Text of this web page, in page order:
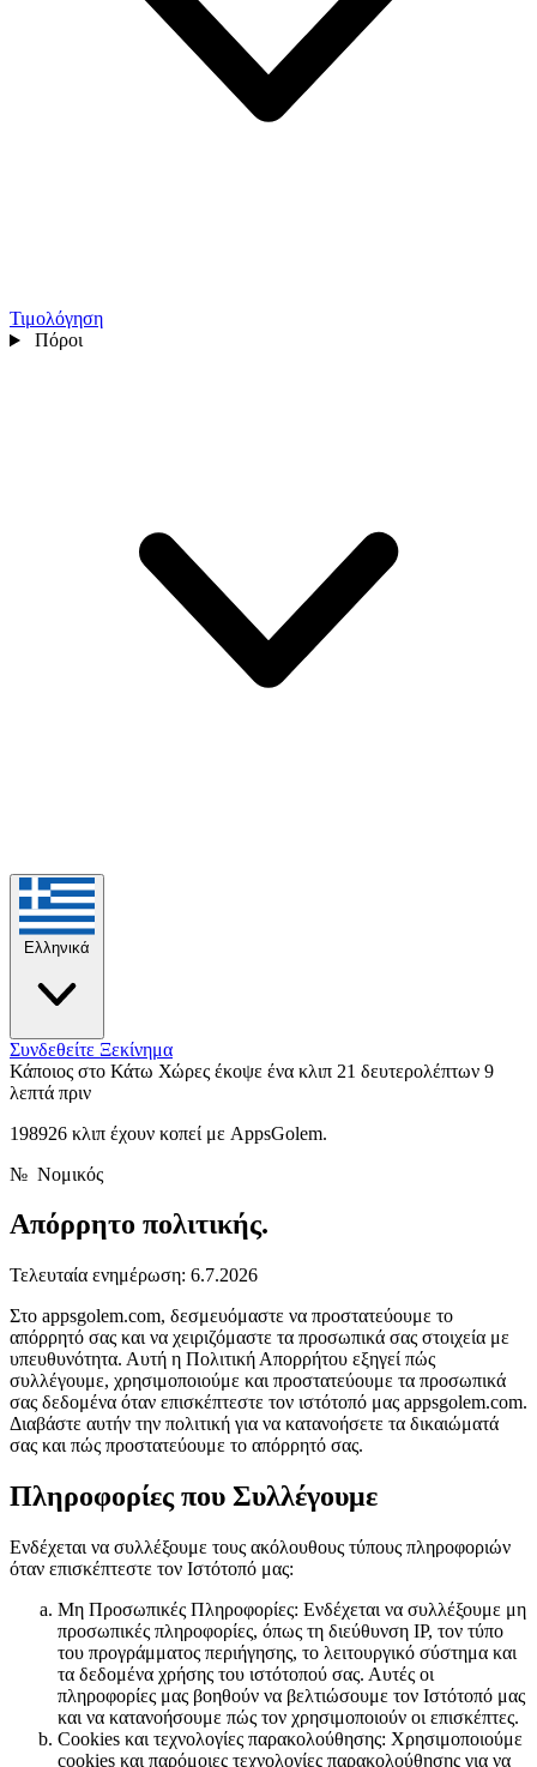
Τιμολόγηση
Πόροι
Ελληνικά
Συνδεθείτε Ξεκίνημα
Κάποιος στο Κάτω Χώρες έκοψε ένα κλιπ 21 δευτερολέπτων 9
λεπτά πριν
198926 κλιπ έχουν κοπεί με AppsGolem.
№ Νομικός
Απόρρητο πολιτικής.
Τελευταία ενημέρωση: 6.7.2026
Στο appsgolem.com, δεσμευόμαστε να προστατεύουμε το
απόρρητό σας και να χειριζόμαστε τα προσωπικά σας στοιχεία με
υπευθυνότητα. Αυτή η Πολιτική Απορρήτου εξηγεί πώς
συλλέγουμε, χρησιμοποιούμε και προστατεύουμε τα προσωπικά
σας δεδομένα όταν επισκέπτεστε τον ιστότοπό μας appsgolem.com.
Διαβάστε αυτήν την πολιτική για να κατανοήσετε τα δικαιώματά
σας και πώς προστατεύουμε το απόρρητό σας.
Πληροφορίες που Συλλέγουμε
Ενδέχεται να συλλέξουμε τους ακόλουθους τύπους πληροφοριών
όταν επισκέπτεστε τον Ιστότοπό μας:
Μη Προσωπικές Πληροφορίες: Ενδέχεται να συλλέξουμε μη
προσωπικές πληροφορίες, όπως τη διεύθυνση IP, τον τύπο
του προγράμματος περιήγησης, το λειτουργικό σύστημα και
τα δεδομένα χρήσης του ιστότοπού σας. Αυτές οι
πληροφορίες μας βοηθούν να βελτιώσουμε τον Ιστότοπό μας
και να κατανοήσουμε πώς τον χρησιμοποιούν οι επισκέπτες.
Cookies και τεχνολογίες παρακολούθησης: Χρησιμοποιούμε
cookies και παρόμοιες τεχνολογίες παρακολούθησης για να